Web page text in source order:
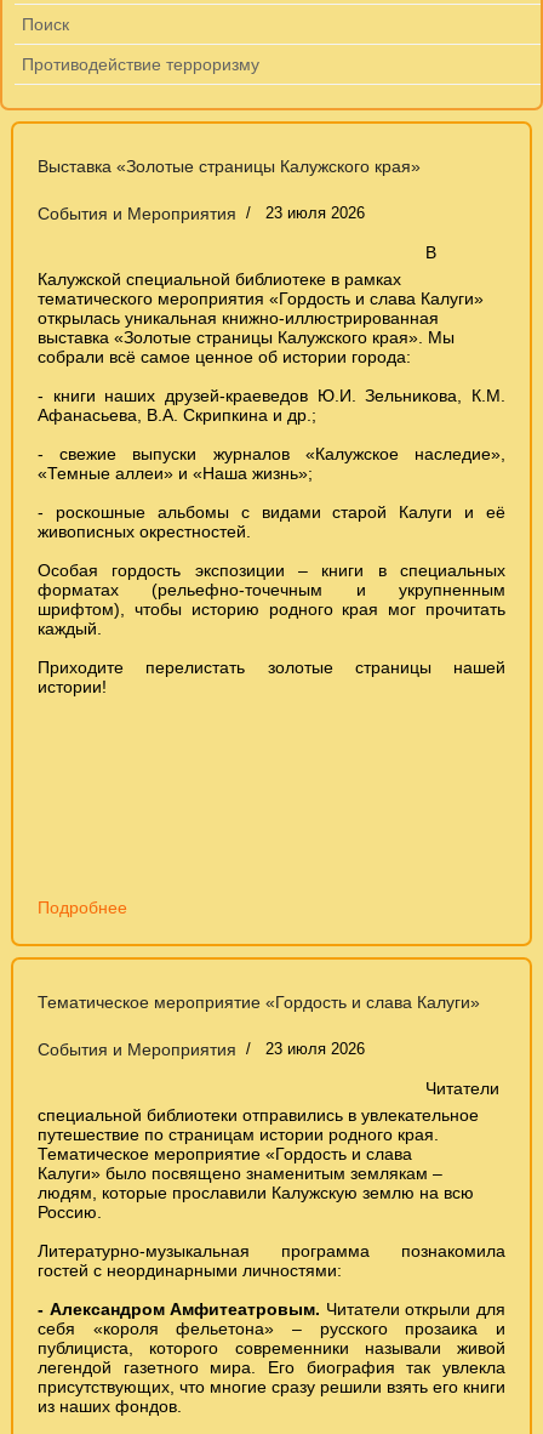
Поиск
Противодействие терроризму
Выставка «Золотые страницы Калужского края»
События и Мероприятия 23 июля 2026
В
Калужской специальной библиотеке в рамках
тематического мероприятия «Гордость и слава Калуги»
открылась уникальная книжно-иллюстрированная
выставка «Золотые страницы Калужского края». Мы
собрали всё самое ценное об истории города:
- книги наших друзей-краеведов Ю.И. Зельникова, К.М.
Афанасьева, В.А. Скрипкина и др.;
- свежие выпуски журналов «Калужское наследие»,
«Темные аллеи» и «Наша жизнь»;
- роскошные альбомы с видами старой Калуги и её
живописных окрестностей.
Особая гордость экспозиции – книги в специальных
форматах (рельефно-точечным и укрупненным
шрифтом), чтобы историю родного края мог прочитать
каждый.
Приходите перелистать золотые страницы нашей
истории!
Подробнее
Тематическое мероприятие «Гордость и слава Калуги»
События и Мероприятия 23 июля 2026
Читатели
специальной библиотеки отправились в увлекательное
путешествие по страницам истории родного края.
Тематическое мероприятие «Гордость и слава
Калуги» было посвящено знаменитым землякам –
людям, которые прославили Калужскую землю на всю
Россию.
Литературно-музыкальная программа познакомила
гостей с неординарными личностями:
- Александром Амфитеатровым. Читатели открыли для
себя «короля фельетона» – русского прозаика и
публициста, которого современники называли живой
легендой газетного мира. Его биография так увлекла
присутствующих, что многие сразу решили взять его книги
из наших фондов.